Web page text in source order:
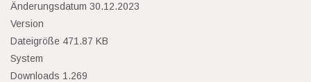
Änderungsdatum 30.12.2023
Version
Dateigröße 471.87 KB
System
Downloads 1.269